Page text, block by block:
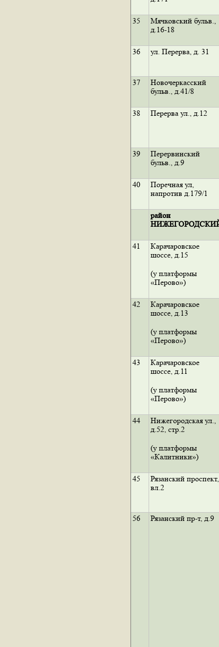
35
Мячковский бульв.,
д.16-18
36 ул. Перерва, д. 31
37
Новочеркасский
бульв., д.41/8
38 Перерва ул., д.12
39
Перервинский
бульв., д.9
40
Поречная ул,
напротив д.179/1
район
41
Карачаровское
шоссе, д.15
(у платформы
«Перово»)
42
Карачаровское
шоссе, д.13
(у платформы
«Перово»)
43
Карачаровское
шоссе, д.11
(у платформы
«Перово»)
44
Нижегородская ул.,
д.52, стр.2
(у платформы
«Калитники»)
45
Рязанский проспект,
вл.2
56 Рязанский пр-т, д.9